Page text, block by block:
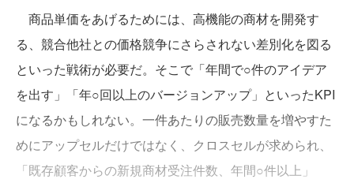
商品単価をあげるためには、高機能の商材を開発す
る、競合他社との価格競争にさらされない差別化を図る
といった戦術が必要だ。そこで「年間で○件のアイデア
を出す」「年○回以上のバージョンアップ」といったKPI
になるかもしれない。一件あたりの販売数量を増やすた
めにアップセルだけではなく、クロスセルが求められ、
「既存顧客からの新規商材受注件数、年間○件以上」